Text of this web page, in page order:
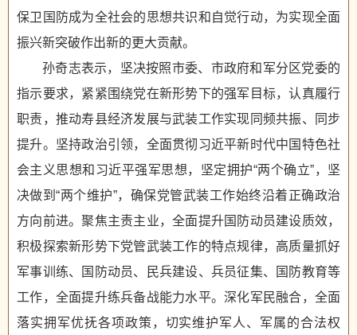
保卫国防成为全社会的思想共识和自觉行动，为实现全面
振兴新突破作出新的更大贡献。
孙奇志表示，坚决按照市委、市政府和军分区党委的
指示要求，紧紧围绕党在新形势下的强军目标，认真履行
职责，推动寿县经济发展与武装工作实现同频共振、同步
提升。坚持政治引领，全面贯彻习近平新时代中国特色社
会主义思想和习近平强军思想，坚定拥护“两个确立”，坚
决做到“两个维护”，确保党管武装工作始终沿着正确政治
方向前进。聚焦主责主业，全面提升国防动员建设质效，
积极探索新形势下党管武装工作的特点规律，高质量抓好
军事训练、国防动员、民兵建设、兵员征集、国防教育等
工作，全面提升练兵备战能力水平。深化军民融合，全面
落实拥军优抚各项政策，切实维护军人、军属的合法权